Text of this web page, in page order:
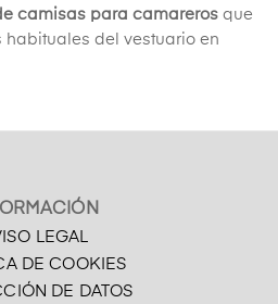
camisas para camareros que
del vestuario en
LEGAL
DE COOKIES
DE DATOS